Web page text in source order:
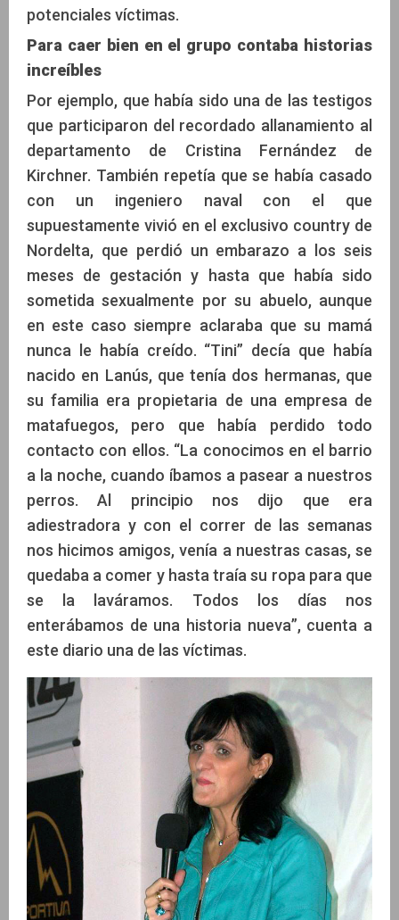
potenciales víctimas.
Para caer bien en el grupo contaba historias
increíbles
Por ejemplo, que había sido una de las testigos
que participaron del recordado allanamiento al
departamento de Cristina Fernández de
Kirchner. También repetía que se había casado
con un ingeniero naval con el que
supuestamente vivió en el exclusivo country de
Nordelta, que perdió un embarazo a los seis
meses de gestación y hasta que había sido
sometida sexualmente por su abuelo, aunque
en este caso siempre aclaraba que su mamá
nunca le había creído. “Tini” decía que había
nacido en Lanús, que tenía dos hermanas, que
su familia era propietaria de una empresa de
matafuegos, pero que había perdido todo
contacto con ellos. “La conocimos en el barrio
a la noche, cuando íbamos a pasear a nuestros
perros. Al principio nos dijo que era
adiestradora y con el correr de las semanas
nos hicimos amigos, venía a nuestras casas, se
quedaba a comer y hasta traía su ropa para que
se la laváramos. Todos los días nos
enterábamos de una historia nueva”, cuenta a
este diario una de las víctimas.